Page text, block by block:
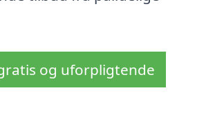
og uforpligtende